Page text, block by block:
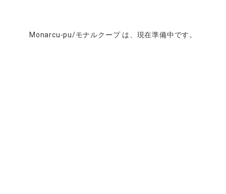
Monarcu-pu/モナルクープ は、現在準備中です。